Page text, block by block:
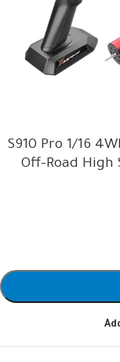
S910 Pro 1/16
Off-Road High